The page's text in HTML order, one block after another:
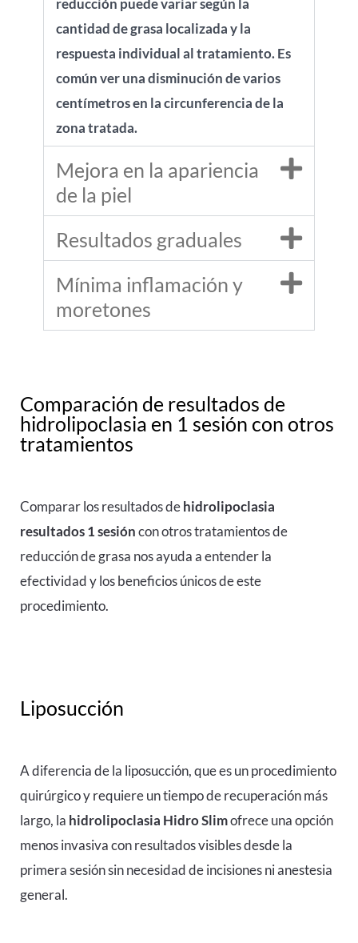
reducción puede variar según la
cantidad de grasa localizada y la
respuesta individual al tratamiento. Es
común ver una disminución de varios
centímetros en la circunferencia de la
zona tratada.
Mejora en la apariencia
de la piel
Resultados graduales
Mínima inflamación y
moretones
Comparación de resultados de
hidrolipoclasia en 1 sesión con otros
tratamientos
Comparar los resultados dehidrolipoclasia
resultados 1 sesióncon otros tratamientos de
reducción de grasa nos ayuda a entender la
efectividad y los beneficios únicos de este
procedimiento.
Liposucción
A diferencia de la liposucción, que es un procedimiento
quirúrgico y requiere un tiempo de recuperación más
largo, la hidrolipoclasia Hidro Slimofrece una opción
menos invasiva con resultados visibles desde la
primera sesión sin necesidad de incisiones ni anestesia
general.